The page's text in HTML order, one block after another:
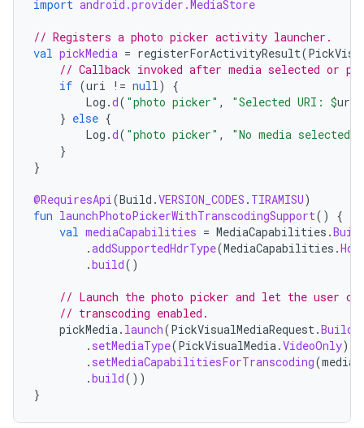
import android.provider.MediaStore
// Registers a photo picker activity launcher.
val pickMedia = registerForActivityResult(
// Callback invoked after media selected or
if (uri != null)
{
Log .d( "photo picker" , "Selected URI: $uri
} else {
Log .d( "photo picker" , "No media selected"
}
}
@RequiresApi(Build .VERSION_CODES . TIRAMISU)
fun launchPhotoPickerWithTranscodingSupport()
{
val mediaCapabilities = MediaCapabilities .
.addSupportedHdrType(MediaCapabilities .
.build()
// Launch the photo picker and let the user
// transcoding enabled.
pickMedia. launch(PickVisualMediaRequest.
. setMediaType(PickVisualMedia.VideoOnly)
. setMediaCapabilitiesForTranscoding(
.build())
}